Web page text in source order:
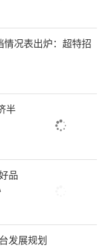
况表出炉：超特招
半
品
发展规划